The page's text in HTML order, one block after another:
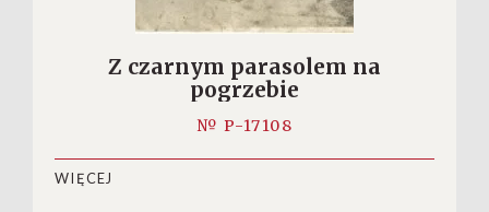
Z czarnym parasolem na
pogrzebie
№ P-17108
WIĘCEJ